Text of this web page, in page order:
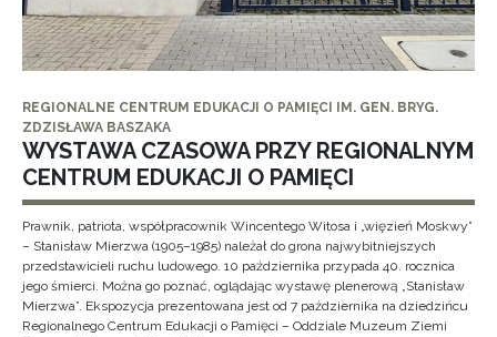
REGIONALNE CENTRUM EDUKACJI O PAMIĘCI IM. GEN. BRYG.
ZDZISŁAWA BASZAKA
WYSTAWA CZASOWA PRZY REGIONALNYM
CENTRUM EDUKACJI O PAMIĘCI
Prawnik, patriota, współpracownik Wincentego Witosa i „więzień Moskwy”
– Stanisław Mierzwa (1905–1985) należał do grona najwybitniejszych
przedstawicieli ruchu ludowego. 10 października przypada 40. rocznica
jego śmierci. Można go poznać, oglądając wystawę plenerową „Stanisław
Mierzwa”. Ekspozycja prezentowana jest od 7 października na dziedzińcu
Regionalnego Centrum Edukacji o Pamięci – Oddziale Muzeum Ziemi